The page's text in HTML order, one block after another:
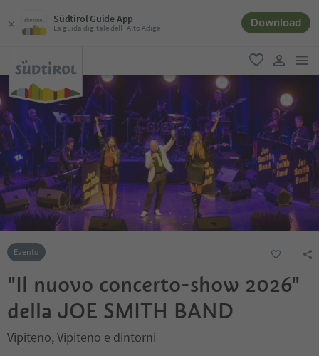
Südtirol Guide App
La guida digitale dell´Alto Adige Download
favoriti
user link
Evento
"Il nuovo concerto-show 2026"
della JOE SMITH BAND
Vipiteno, Vipiteno e dintorni